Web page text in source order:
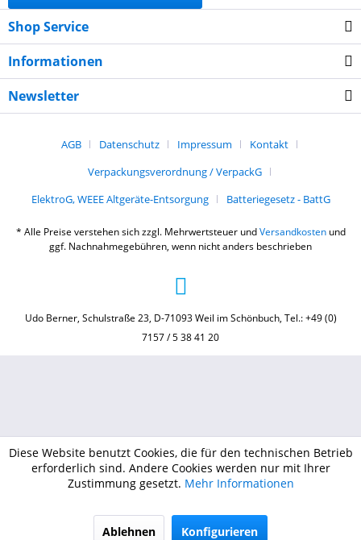
Shop Service
Informationen
Newsletter
AGB Datenschutz Impressum
Kontakt
Verpackungsverordnung / VerpackG
ElektroG, WEEE Altgeräte-Entsorgung
Batteriegesetz - BattG
* Alle Preise verstehen sich zzgl. Mehrwertsteuer undVersandkostenund
ggf. Nachnahmegebühren, wenn nicht anders beschrieben
Udo Berner, Schulstraße 23, D-71093 Weil im Schönbuch, Tel.: +49 (0)
7157 / 5 38 41 20
Diese Website benutzt Cookies, die für den technischen Betrieb
erforderlich sind. Andere Cookies werden nur mit Ihrer
Zustimmung gesetzt. Mehr Informationen
Ablehnen Konfigurieren